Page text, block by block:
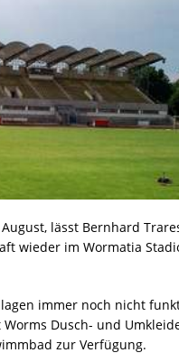
lässt Bernhard
wieder im Wormatia
immer noch nicht
Dusch- und
zur Verfügung.